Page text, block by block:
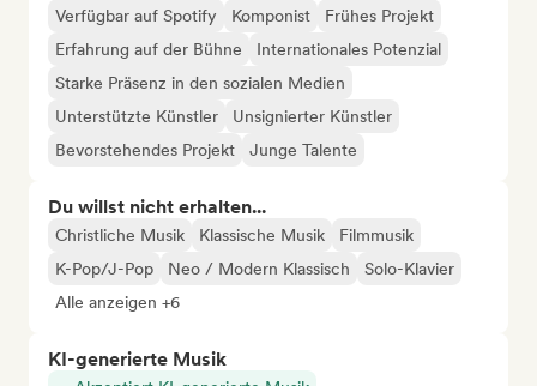
Verfügbar auf Spotify Komponist
Frühes Projekt
Erfahrung auf der Bühne
Internationales Potenzial
Starke Präsenz in den sozialen Medien
Unterstützte Künstler
Unsignierter Künstler
Bevorstehendes Projekt
Junge Talente
Du willst nicht erhalten...
Christliche Musik Klassische Musik
Filmmusik
K-Pop/J-Pop
Neo / Modern Klassisch
Solo-Klavier
Alle anzeigen +6
KI-generierte Musik